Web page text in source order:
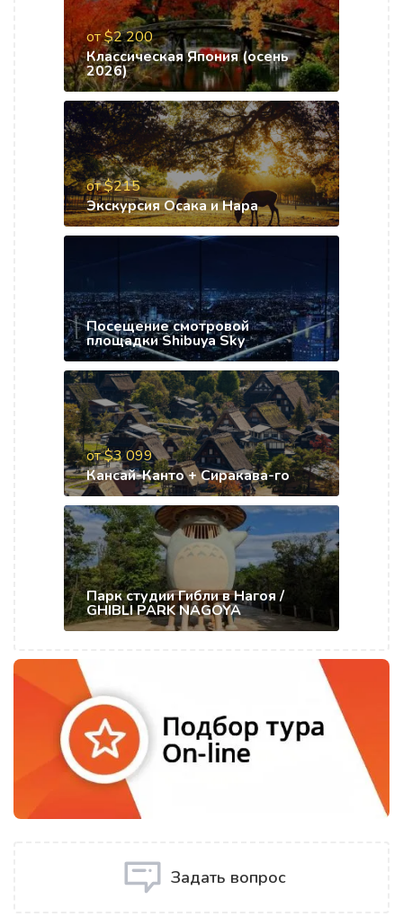
от $2 200
Классическая Япония (осень
2026)
от $215
Экскурсия Осака и Нара
Посещение смотровой
площадки Shibuya Sky
от $3 099
Кансай-Канто + Сиракава-го
Парк студии Гибли в Нагоя /
GHIBLI PARK NAGOYA
Задать вопрос